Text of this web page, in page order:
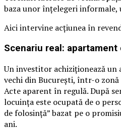
baza unor înțelegeri
Aici intervine acțiunea în
Scenariu real:
Un investitor achiziționează
vechi din București, într-o
Acte aparent în regulă. După
locuința este ocupată de o
de folosință” bazat pe o
ani.